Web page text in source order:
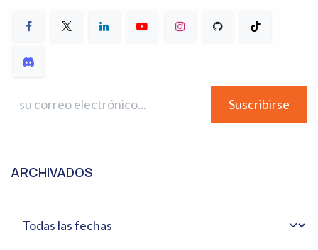
Suscribirse
ARCHIVADOS